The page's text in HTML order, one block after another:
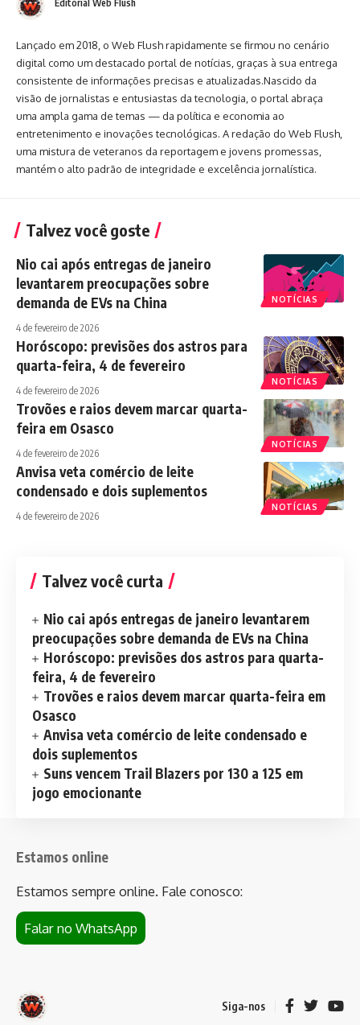
Editorial Web Flush
Lançado em 2018, o Web Flush rapidamente se firmou no cenário
digital como um destacado portal de notícias, graças à sua entrega
consistente de informações precisas e atualizadas.Nascido da
visão de jornalistas e entusiastas da tecnologia, o portal abraça
uma ampla gama de temas — da política e economia ao
entretenimento e inovações tecnológicas. A redação do Web Flush,
uma mistura de veteranos da reportagem e jovens promessas,
mantém o alto padrão de integridade e excelência jornalística.
Talvez você goste
NOTÍCIAS
Nio cai após entregas de janeiro
levantarem preocupações sobre
demanda de EVs na China
4 de fevereiro de 2026
NOTÍCIAS
Horóscopo: previsões dos astros para
quarta-feira, 4 de fevereiro
4 de fevereiro de 2026
NOTÍCIAS
Trovões e raios devem marcar quarta-
feira em Osasco
4 de fevereiro de 2026
NOTÍCIAS
Anvisa veta comércio de leite
condensado e dois suplementos
4 de fevereiro de 2026
Talvez você curta
Nio cai após entregas de janeiro levantarem
preocupações sobre demanda de EVs na China
Horóscopo: previsões dos astros para quarta-
feira, 4 de fevereiro
Trovões e raios devem marcar quarta-feira em
Osasco
Anvisa veta comércio de leite condensado e
dois suplementos
Suns vencem Trail Blazers por 130 a 125 em
jogo emocionante
Estamos online
Estamos sempre online. Fale conosco:
Falar no WhatsApp
Siga-nos